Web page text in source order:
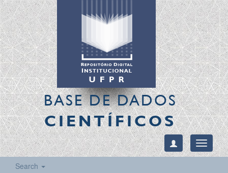
BASE DE DADOS
CIENTÍFICOS
Toggle
Search